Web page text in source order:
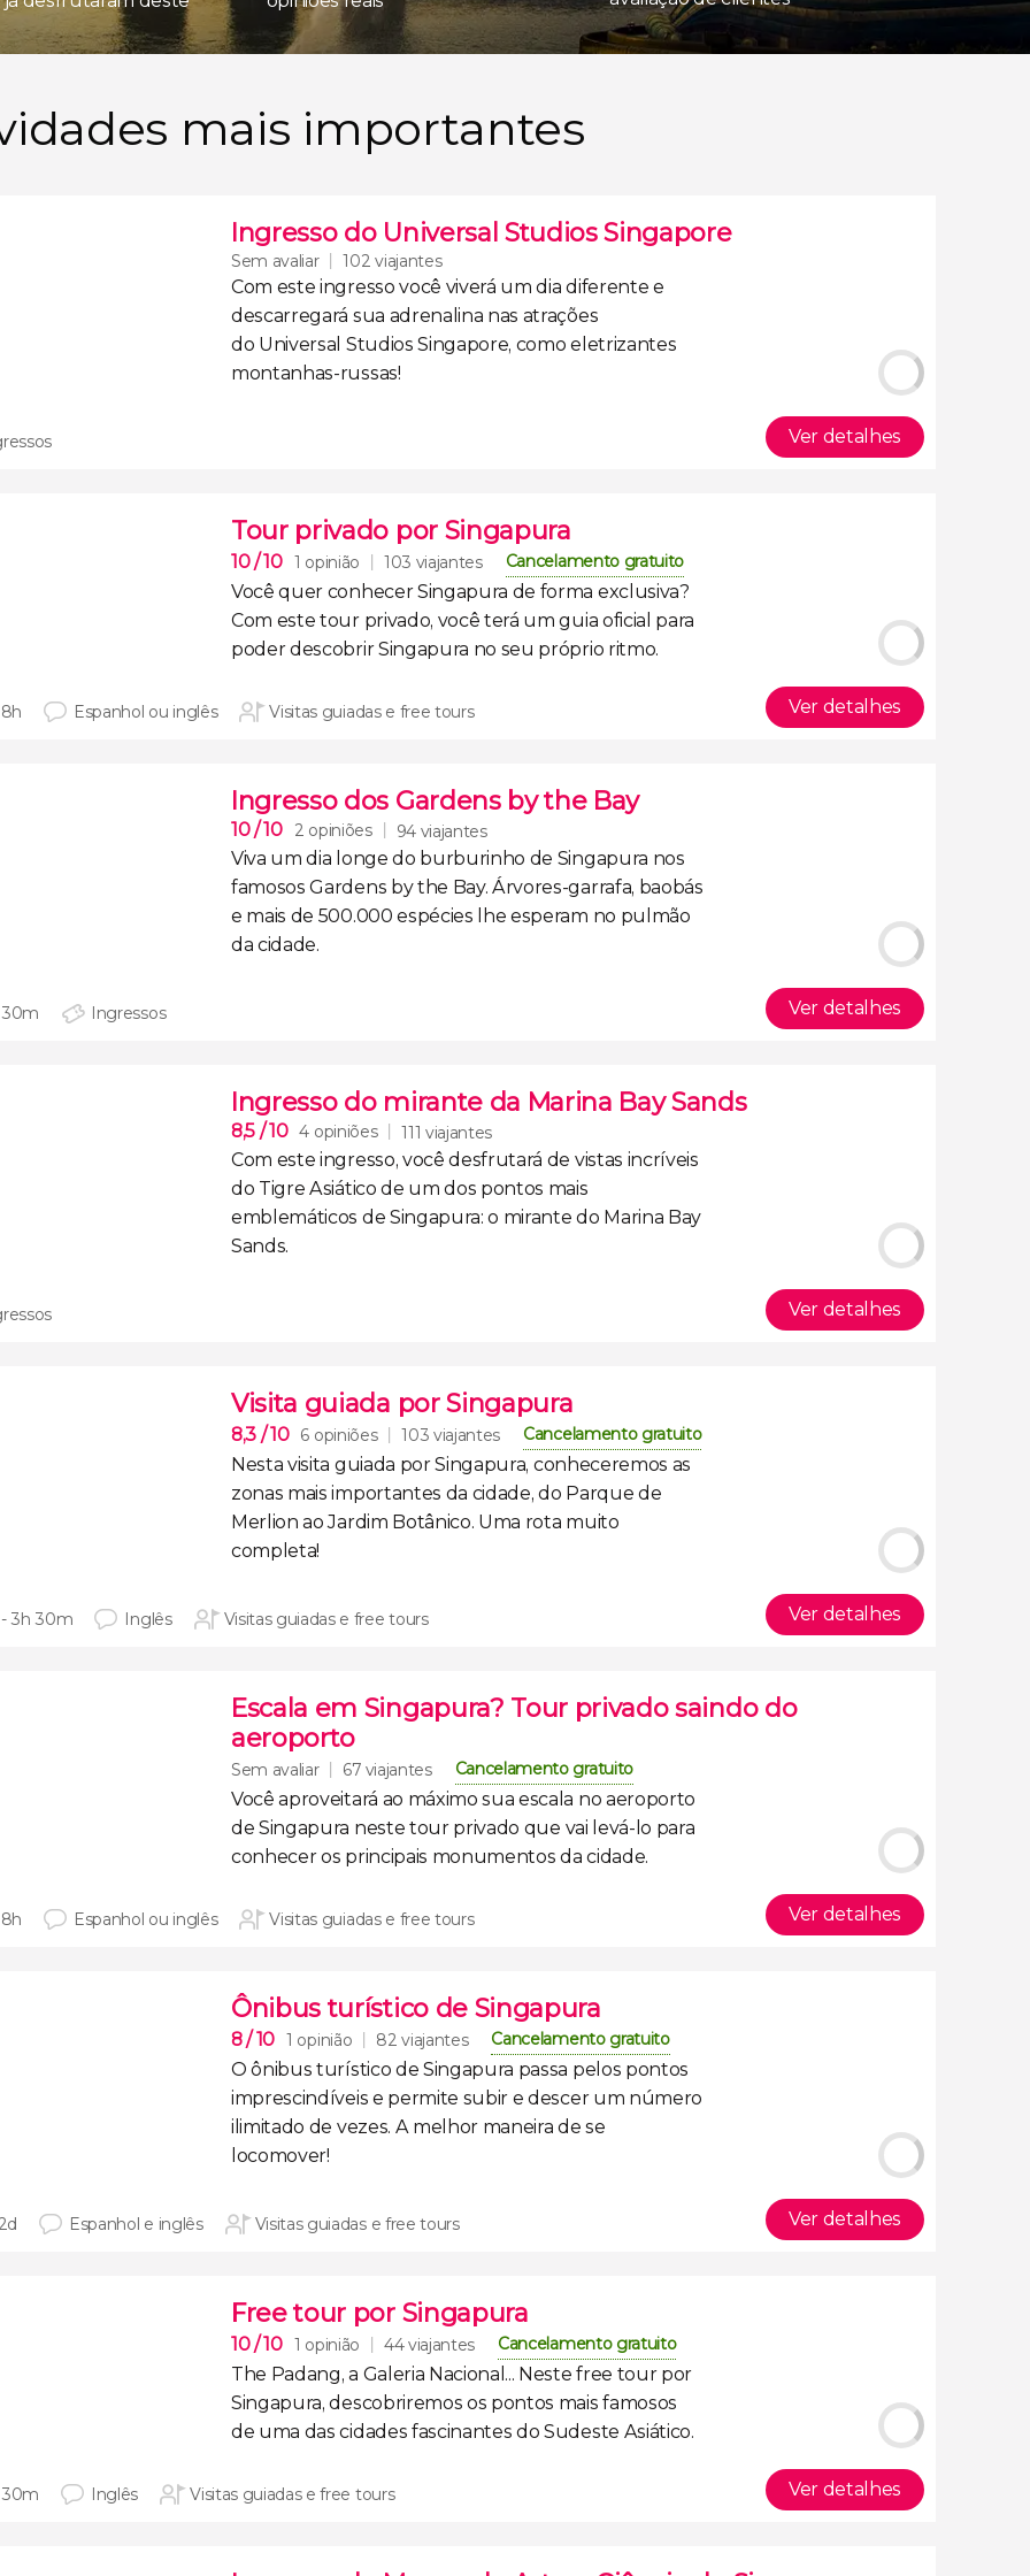
mais importantes
Ingresso do Universal Studios Singapore
Sem avaliar 102 viajantes
Com este ingresso você viverá um dia diferente e
descarregará sua adrenalina nas atrações
do Universal Studios Singapore, como eletrizantes
montanhas-russas!
Ver detalhes
Tour privado por Singapura
10/ 10 1 opinião 103 viajantes Cancelamento gratuito
Você quer conhecerSingapura de forma exclusiva?
Com este tour privado, você terá um guia oficial para
poder descobrir Singapura no seu próprio ritmo.
Espanhol ou inglês Visitas guiadas e free tours Ver detalhes
Ingresso dos Gardens by the Bay
10/ 10 2 opiniões 94 viajantes
Viva um dia longe do burburinho de Singapura nos
famosos Gardens by the Bay.Árvores-garrafa, baobás
e mais de 500.000 espécies lhe esperam no pulmão
da cidade.
Ingressos Ver detalhes
Ingresso do mirante da Marina Bay Sands
8,5 / 10 4 opiniões 111 viajantes
Com este ingresso, você desfrutará de vistas incríveis
do Tigre Asiático de um dos pontos mais
emblemáticos de Singapura: o mirante do Marina Bay
Sands.
Ver detalhes
Visita guiada por Singapura
8,3 / 10 6 opiniões 103 viajantes Cancelamento gratuito
Nestavisita guiada por Singapura, conheceremos as
zonas mais importantes da cidade,do Parque de
Merlion ao Jardim Botânico. Uma rota muito
completa!
3h 30m Inglês Visitas guiadas e free tours Ver detalhes
Escala em Singapura? Tour privado saindo do
aeroporto
Sem avaliar 67 viajantes Cancelamento gratuito
Você aproveitará ao máximo suaescala no aeroporto
de Singapura neste tour privado que vai levá-lo para
conhecer os principais monumentos da cidade.
Espanhol ou inglês Visitas guiadas e free tours Ver detalhes
Ônibus turístico de Singapura
8/ 10 1 opinião 82 viajantes Cancelamento gratuito
O ônibus turístico de Singapura passa pelos pontos
imprescindíveis e permite subir e descer um número
ilimitado de vezes. A melhor maneira de se
locomover!
Espanhol e inglês Visitas guiadas e free tours Ver detalhes
Free tour por Singapura
10/ 10 1 opinião 44 viajantes Cancelamento gratuito
The Padang, a Galeria Nacional... Nestefree tour por
Singapura, descobriremos os pontos mais famosos
de uma dascidades fascinantes do Sudeste Asiático.
Inglês Visitas guiadas e free tours Ver detalhes